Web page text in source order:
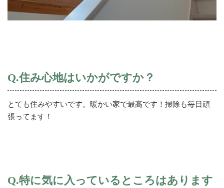
Q.住み心地はいかがですか？
とても住みやすいです。暖かい家で最高です！掃除も毎日頑
張ってます！
Q.特に気に入っているところはあります